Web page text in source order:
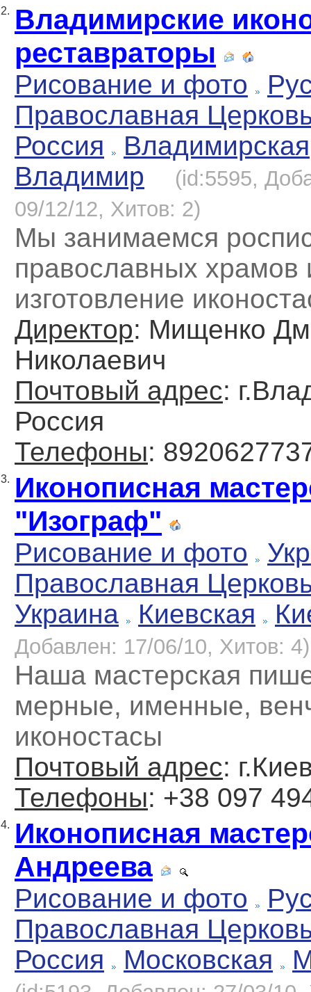
2. Владимирские
реставраторы
Рисование и фото
Православная
Россия
Владимирская
Владимир
(id:5595,
09/12/12, Хитов: 2)
Мы занимаемся
православных храмов
изготовление
Директор: Мищенко
Николаевич
Почтовый адрес:
Россия
Телефоны:
3. Иконописная
"Изограф"
Рисование и фото
Православная
Украина
Киевская
Добавлен: 17/06/10, Хитов: 4)
Наша мастерская
мерные, именные,
иконостасы
Почтовый адрес:
Телефоны: +38 097
4. Иконописная
Андреева
Рисование и фото
Православная
Россия
Московская